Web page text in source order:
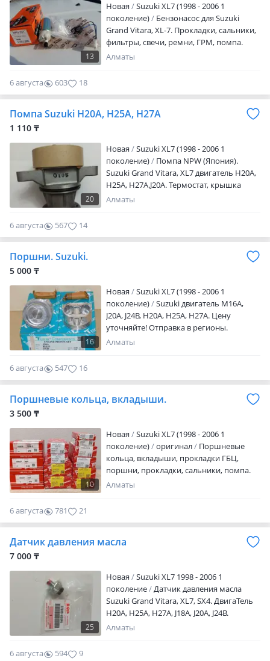
13
Новая
Suzuki XL7 (1998 - 2006 1
поколение)
Бензонасос для Suzuki
Grand Vitara, XL-7. Прокладки, сальники,
фильтры, свечи, ремни, ГРМ, помпа.
Цену уточняйте! Отправка в регионы.
Алматы
6 августа 603 18
Помпа Suzuki H20A, H25A, H27A
1 110 ₸
20
Новая
Suzuki XL7 (1998 - 2006 1
поколение)
Помпа NPW (Япония).
Suzuki Grand Vitara, XL7 двигатель H20A,
H25A, H27A.J20A. Термостат, крышка
радиатора, сальники, фильтры и. Т. Д.
Алматы
6 августа 567 14
Поршни. Suzuki.
5 000 ₸
16
Новая
Suzuki XL7 (1998 - 2006 1
поколение)
Suzuki двигатель M16A,
J20A, J24B, H20A, H25A, H27A. Цену
уточняйте! Отправка в регионы.
Алматы
6 августа 547 16
Поршневые кольца, вкладыши.
3 500 ₸
10
Новая
Suzuki XL7 (1998 - 2006 1
поколение)
оригинал
Поршневые
кольца, вкладыши, прокладки ГБЦ,
поршни, прокладки, сальники, помпа.
Для двигателя J18A, J20A, J24B, H20A, H25A,
Алматы
6 августа 781 21
Датчик давления масла
7 000 ₸
25
Новая
Suzuki XL7 1998 - 2006 1
поколение
Датчик давления масла
Suzuki Grand Vitara, XL7, SX4. ДвигаТель
H20A, H25A, H27A, J18A, J20A, J24B.
Оригинал. Сальники, прокладки, помпы.
Алматы
6 августа 594 9